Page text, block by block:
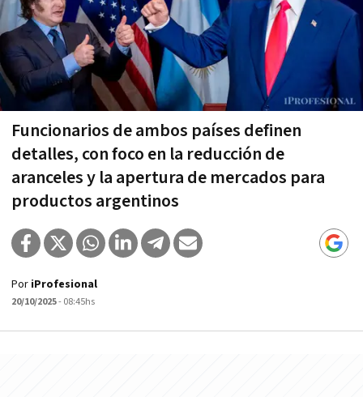
Funcionarios de ambos países definen
detalles, con foco en la reducción de
aranceles y la apertura de mercados para
productos argentinos
Por iProfesional
20/10/2025- 08:45hs